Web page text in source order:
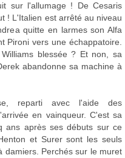
sur l'allumage ! De Cesaris
! L'Italien est arrêté au niveau
quitte en larmes son Alfa
Pironi vers une échappatoire.
blessée ? Et non, sa
abandonne sa machine à
reparti avec l'aide des
en vainqueur. C'est sa
ans après ses débuts sur ce
et Surer sont les seuls
damiers. Perchés sur le muret